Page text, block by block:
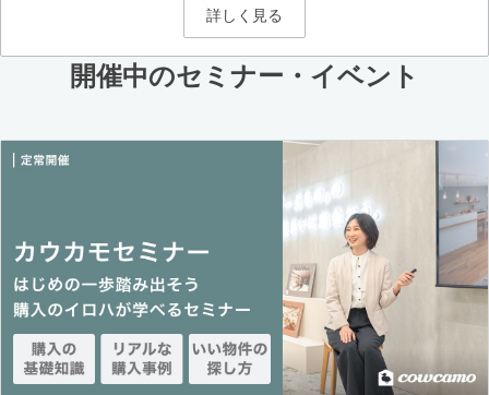
詳しく見る
開催中のセミナー・イベント